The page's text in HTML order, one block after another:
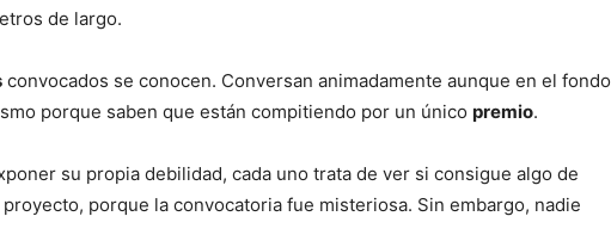
de largo.
convocados se conocen. Conversan animadamente aunque en el fondo
porque saben que están compitiendo por un único premio.
su propia debilidad, cada uno trata de ver si consigue algo de
porque la convocatoria fue misteriosa. Sin embargo, nadie